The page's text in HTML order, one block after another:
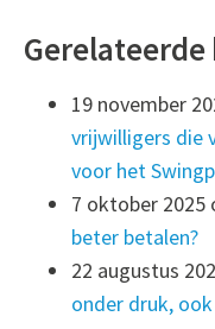
19 november
vrijwilligers die
voor het
7 oktober 2025
beter betalen?
22 augustus
onder druk,